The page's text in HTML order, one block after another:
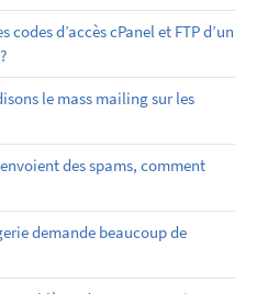
d’accès cPanel et FTP d’un
le mass mailing sur les
des spams, comment
demande beaucoup de